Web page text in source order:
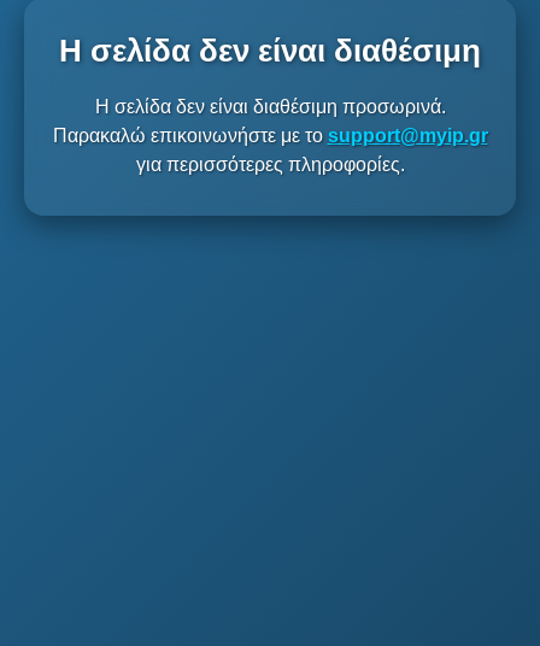
Η σελίδα δεν είναι διαθέσιμη
Η σελίδα δεν είναι διαθέσιμη προσωρινά.
Παρακαλώ επικοινωνήστε με το support@myip.gr
για περισσότερες πληροφορίες.